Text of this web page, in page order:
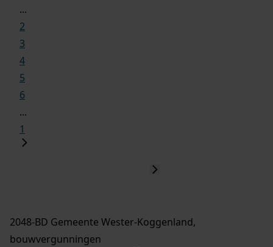
...
2
3
4
5
6
...
1
2048-BD Gemeente Wester-Koggenland,
bouwvergunningen